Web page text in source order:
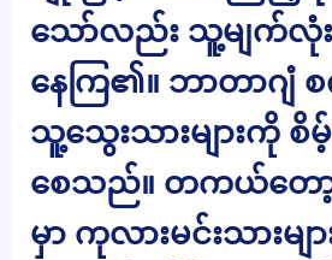
သော်လည်း သူ့မျက်လုံး
နေကြ၏။ ဘာတာဂျံ စ
သူ့သွေးသားများကို စိမ့်
စေသည်။ တကယ်တေ
မှာ ကုလားမင်းသားမျ